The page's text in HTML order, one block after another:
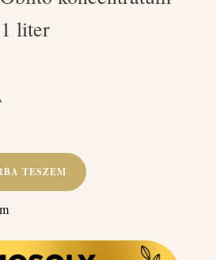
liter
TESZEM